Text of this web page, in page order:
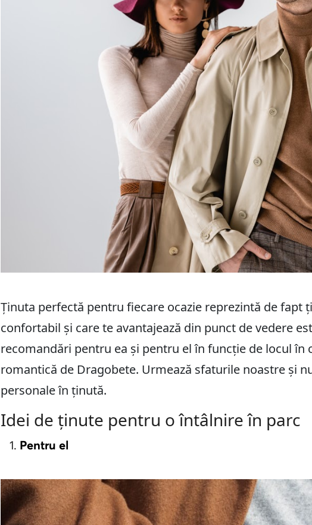
Ținuta perfectă pentru fiecare ocazie reprezintă de fapt
confortabil și care te avantajează din punct de vedere
recomandări pentru ea și pentru el în funcție de locul
romantică de Dragobete. Urmează sfaturile noastre și
personale în ținută.
Idei de ținute pentru o întâlnire în parc
Pentru el